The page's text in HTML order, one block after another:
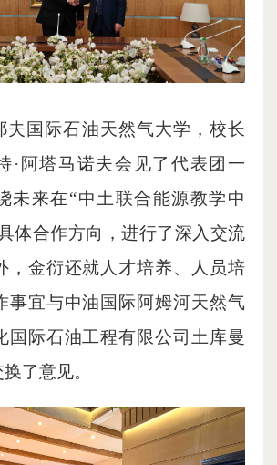
夫国际石油天然气大学，校长
·阿塔马诺夫会见了代表团一
未来在“中土联合能源教学中
体合作方向，进行了深入交流
，金衍还就人才培养、人员培
事宜与中油国际阿姆河天然气
国际石油工程有限公司土库曼
了意见。